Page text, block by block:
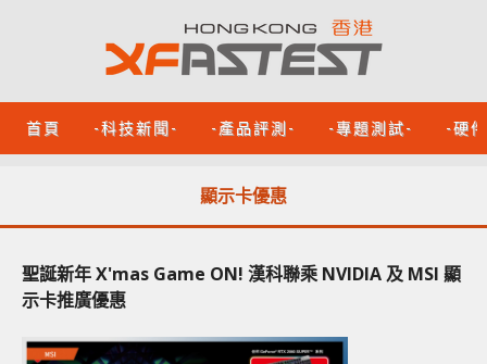
首頁 -科技新聞- -產品評測- -專題測試- -硬
顯示卡優惠
聖誕新年 X'mas Game ON! 漢科聯乘 NVIDIA 及 MSI 顯
示卡推廣優惠